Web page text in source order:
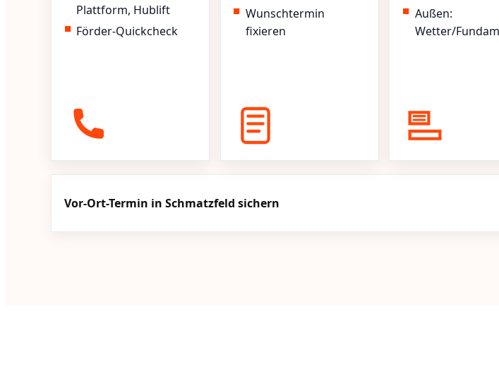
Plattform, Hublift
Förder-Quickcheck
Wunschtermin
fixieren
Außen:
Wetter/
Vor-Ort-Termin in Schmatzfeld sichern